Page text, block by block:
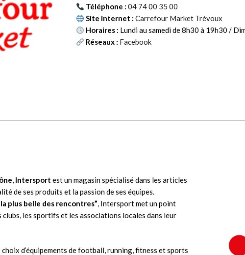
encourager un
fait rayonner
aux
solidarité, des
Téléphone : 04 74 00 35 00
Site internet : Carrefour Market Trévoux
Horaires : Lundi au samedi de 8h30 à 19h30 /
Réseaux : Facebook
, Intersport est un magasin spécialisé dans les articles
de ses produits et la passion de ses équipes.
plus belle des rencontres”, Intersport met un point
clubs, les sportifs et les associations locales dans leur
d’équipements de football, running, fitness et sports